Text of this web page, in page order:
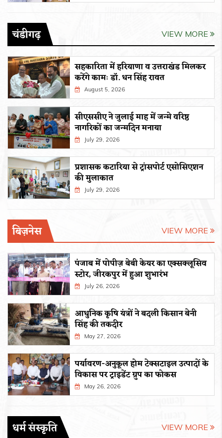
चंडीगढ़ VIEW MORE
सहकारिता में हरियाणा व उत्तराखंड मिलकर
करेंगे कामः डाॅ. धन सिंह रावत
August 5, 2026
सीएससीए ने जुलाई माह में जन्मे वरिष्ठ
नागरिकों का जन्मदिन मनाया
July 29, 2026
प्रशासक कटारिया से ट्रांसपोर्ट एसोसिएशन
की मुलाकात
July 29, 2026
बिज़नेस VIEW MORE
पंजाब में पोपीज़ बेबी केयर का एक्सक्लूसिव
स्टोर, जीरकपुर में हुआ शुभारंभ
July 26, 2026
आधुनिक कृषि यंत्रों ने बदली किसान बेनी
सिंह की तकदीर
May 27, 2026
पर्यावरण-अनुकूल होम टेक्सटाइल उत्पादों के
विकास पर ट्राइडेंट ग्रुप का फोकस
May 26, 2026
धर्म संस्कृति VIEW MORE